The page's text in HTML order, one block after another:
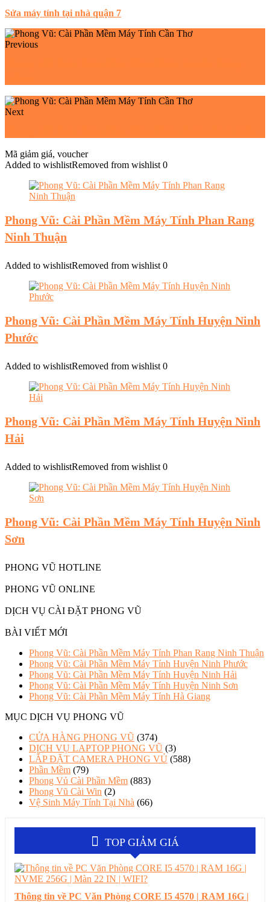
Sửa máy tính tại nhà quận 7
Previous
Next
Mã giảm giá, voucher
Added to wishlistRemoved from wishlist 0
Phong Vũ: Cài Phần Mềm Máy Tính Phan Rang
Ninh Thuận
Added to wishlistRemoved from wishlist 0
Phong Vũ: Cài Phần Mềm Máy Tính Huyện Ninh
Phước
Added to wishlistRemoved from wishlist 0
Phong Vũ: Cài Phần Mềm Máy Tính Huyện Ninh
Hải
Added to wishlistRemoved from wishlist 0
Phong Vũ: Cài Phần Mềm Máy Tính Huyện Ninh
Sơn
PHONG VŨ HOTLINE
PHONG VŨ ONLINE
DỊCH VỤ CÀI ĐẶT PHONG VŨ
BÀI VIẾT MỚI
Phong Vũ: Cài Phần Mềm Máy Tính Phan Rang Ninh Thuận
Phong Vũ: Cài Phần Mềm Máy Tính Huyện Ninh Phước
Phong Vũ: Cài Phần Mềm Máy Tính Huyện Ninh Hải
Phong Vũ: Cài Phần Mềm Máy Tính Huyện Ninh Sơn
Phong Vũ: Cài Phần Mềm Máy Tính Hà Giang
MỤC DỊCH VỤ PHONG VŨ
CỬA HÀNG PHONG VŨ (374)
DỊCH VỤ LAPTOP PHONG VŨ (3)
LẮP ĐẶT CAMERA PHONG VỦ (588)
Phần Mềm (79)
Phong Vủ Cài Phần Mềm (883)
Phong Vũ Cài Win (2)
Vệ Sinh Máy Tính Tại Nhà (66)
TOP GIẢM GIÁ
Thông tin về PC Văn Phòng CORE I5 4570 | RAM 16G |